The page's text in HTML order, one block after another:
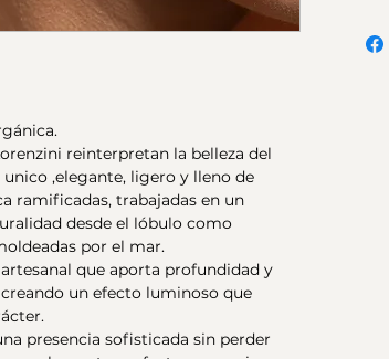
reinterpretan la belleza del
,elegante, ligero y lleno de
ramificadas, trabajadas en un
desde el lóbulo como
por el mar.
que aporta profundidad y
un efecto luminoso que
presencia sofisticada sin perder
y